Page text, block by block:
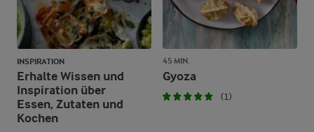
INSPIRATION
Erhalte Wissen und
Inspiration über
Essen, Zutaten und
Kochen
45 MIN.
Gyoza
(1)